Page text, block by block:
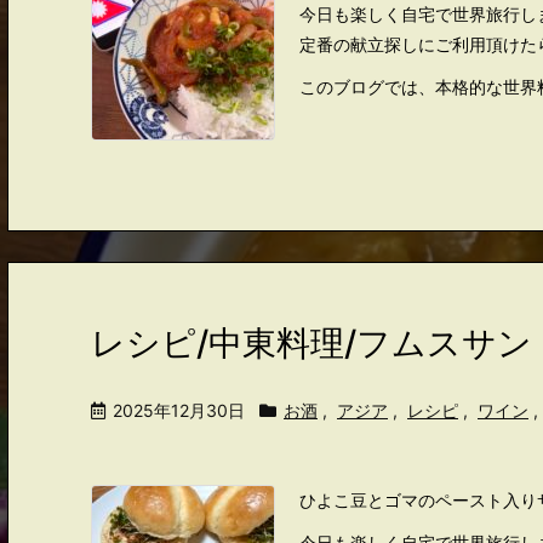
今日も楽しく自宅で世界旅行し
定番の献立探しにご利用頂け
このブログでは、本格的な世
レシピ/中東料理/フムスサ
2025年12月30日 お酒 , アジア , レシピ , ワイン ,
ひよこ豆とゴマのペースト入